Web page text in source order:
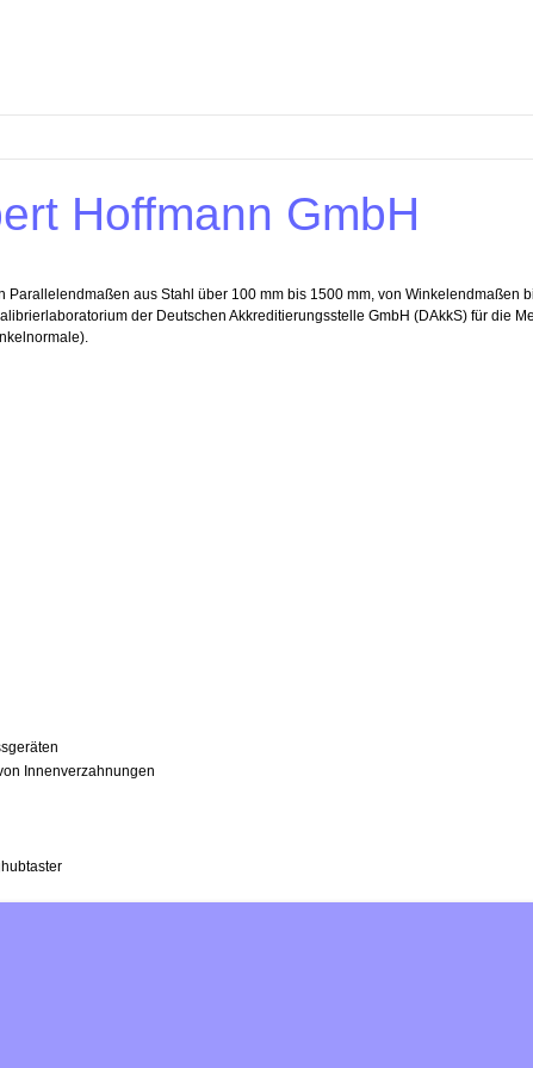
Hoffmann GmbH
aus Stahl über 100 mm bis 1500 mm, von Winkelendmaßen
der Deutschen Akkreditierungsstelle GmbH (DAkkS) für die
Innenverzahnungen